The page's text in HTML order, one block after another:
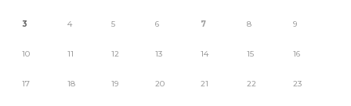
3 4 5 6 7 8 9
10 11 12 13 14 15 16
17 18 19 20 21 22 23